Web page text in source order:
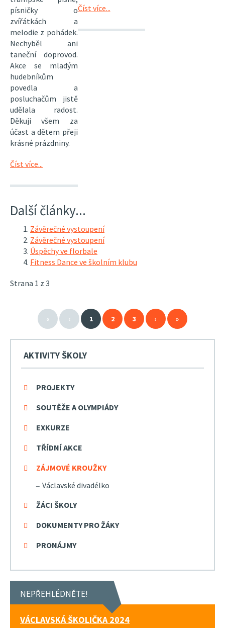
písničky o
zvířátkách a
melodie z pohádek.
Nechyběl ani
taneční doprovod.
Akce se mladým
hudebníkům
povedla a
posluchačům jistě
udělala radost.
Děkuji všem za
účast a dětem přeji
krásné prázdniny.
Číst více...
Číst více...
Další články...
Závěrečné vystoupení
Závěrečné vystoupení
Úspěchy ve florbale
Fitness Dance ve školním klubu
Strana 1 z 3
« ‹ 1 2 3 › »
AKTIVITY ŠKOLY
PROJEKTY
SOUTĚŽE A OLYMPIÁDY
EXKURZE
TŘÍDNÍ AKCE
ZÁJMOVÉ KROUŽKY
Václavské divadélko
ŽÁCI ŠKOLY
DOKUMENTY PRO ŽÁKY
PRONÁJMY
NEPŘEHLÉDNĚTE!
VÁCLAVSKÁ ŠKOLIČKA 2024